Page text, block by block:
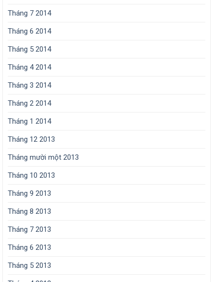
Tháng 7 2014
Tháng 6 2014
Tháng 5 2014
Tháng 4 2014
Tháng 3 2014
Tháng 2 2014
Tháng 1 2014
Tháng 12 2013
Tháng mười một 2013
Tháng 10 2013
Tháng 9 2013
Tháng 8 2013
Tháng 7 2013
Tháng 6 2013
Tháng 5 2013